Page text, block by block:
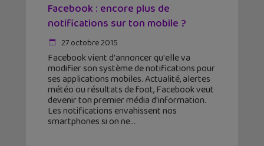
Facebook : encore plus de
notifications sur ton mobile ?
27 octobre 2015
Facebook vient d'annoncer qu'elle va
modifier son système de notifications pour
ses applications mobiles. Actualité, alertes
météo ou résultats de foot, Facebook veut
devenir ton premier média d'information.
Les notifications envahissent nos
smartphones si on ne